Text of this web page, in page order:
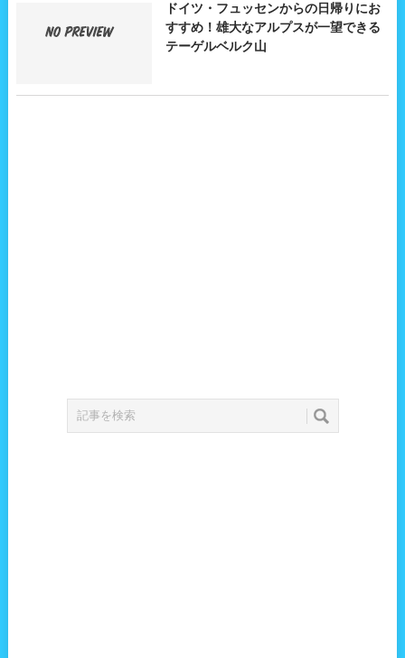
ドイツ・フュッセンからの日帰りにお
すすめ！雄大なアルプスが一望できる
テーゲルベルク山